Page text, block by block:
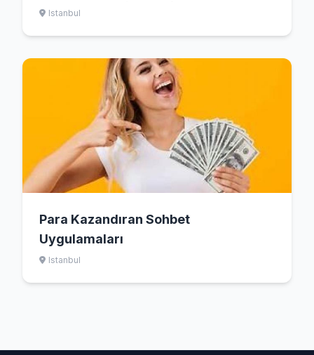
TL/450 TL | Anlık Ödeme
Istanbul
Para Kazandıran Sohbet
Uygulamaları
Istanbul